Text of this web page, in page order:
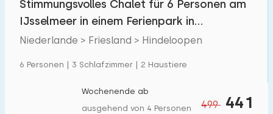
Von Hindeloopen(max. km):
Zum Meer(max. km):
5 10
Stimmungsvolles Chalet für 6 Personen am
IJsselmeer in einem Ferienpark in
Hindeloopen
Niederlande > Friesland > Hindeloopen
6 Personen | 3 Schlafzimmer | 2 Haustiere
499 441
Wochenende ab
ausgehend von 4 Personen